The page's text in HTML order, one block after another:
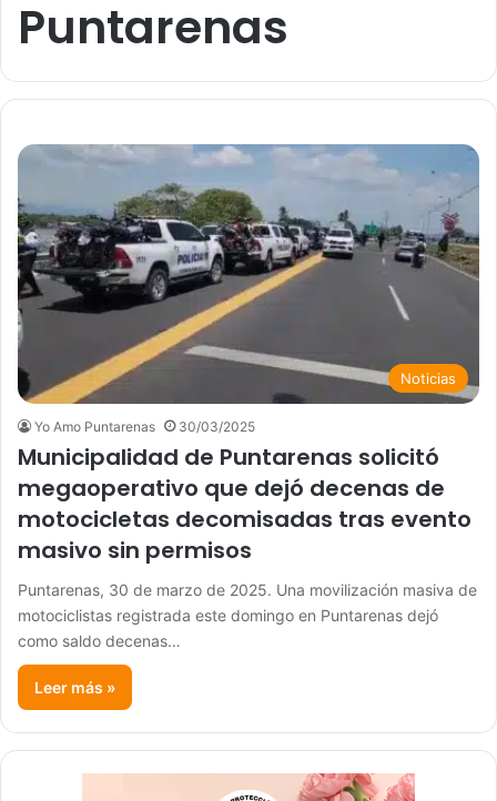
Puntarenas
Noticias
Yo Amo Puntarenas 30/03/2025
Municipalidad de Puntarenas solicitó
megaoperativo que dejó decenas de
motocicletas decomisadas tras evento
masivo sin permisos
Puntarenas, 30 de marzo de 2025. Una movilización masiva de
motociclistas registrada este domingo en Puntarenas dejó
como saldo decenas…
Leer más »